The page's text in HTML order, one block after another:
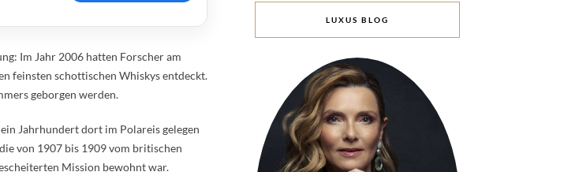
Im Jahr 2006 hatten Forscher am
feinsten schottischen Whiskys entdeckt.
geborgen werden.
Jahrhundert dort im Polareis gelegen
von 1907 bis 1909 vom britischen
Mission bewohnt war.
LUXUS BLOG